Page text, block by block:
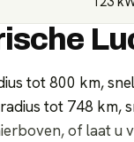
tot 800 km,
tot 748 km,
of laat u